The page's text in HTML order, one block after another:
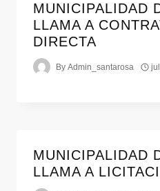
MUNICIPALIDAD
LLAMA A
DIRECTA
By Admin_santarosa
MUNICIPALIDAD
LLAMA A